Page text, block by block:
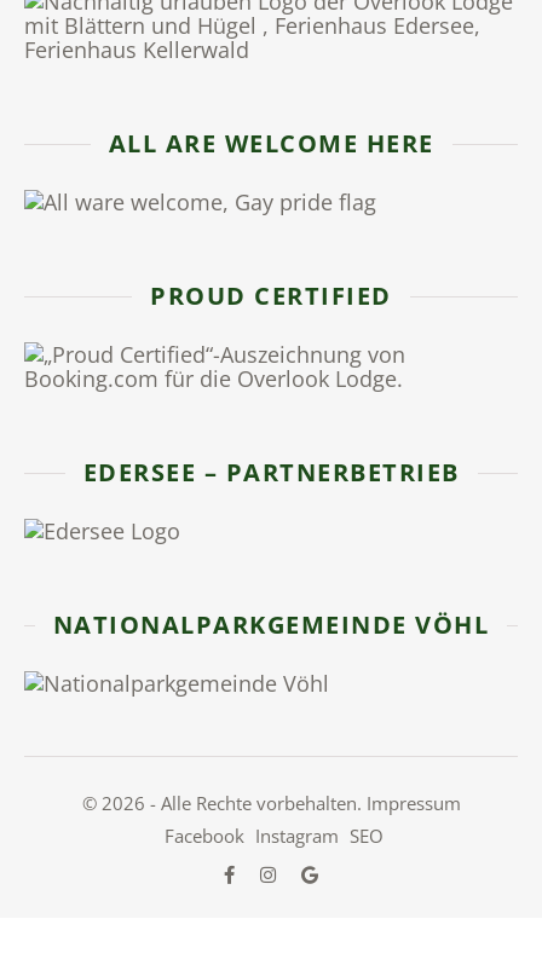
ALL ARE WELCOME HERE
PROUD CERTIFIED
EDERSEE – PARTNERBETRIEB
NATIONALPARKGEMEINDE VÖHL
© 2026 - Alle Rechte vorbehalten. Impressum
Facebook Instagram SEO